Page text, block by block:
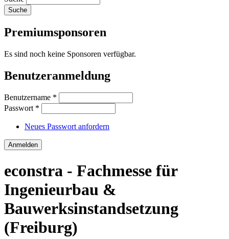
Premiumsponsoren
Es sind noch keine Sponsoren verfügbar.
Benutzeranmeldung
Benutzername *
Passwort *
Neues Passwort anfordern
econstra - Fachmesse für
Ingenieurbau &
Bauwerksinstandsetzung
(Freiburg)